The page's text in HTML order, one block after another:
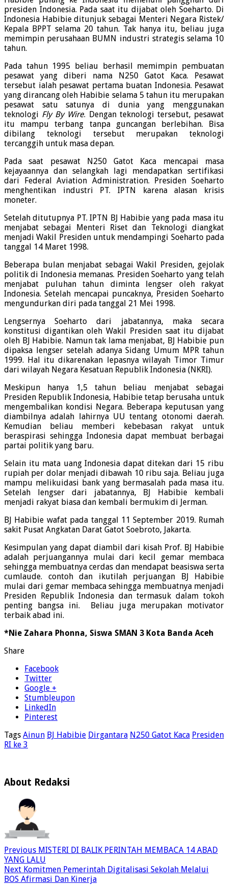
presiden Indonesia. Pada saat itu dijabat oleh Soeharto. Di
Indonesia Habibie ditunjuk sebagai Menteri Negara Ristek/
Kepala BPPT selama 20 tahun. Tak hanya itu, beliau juga
memimpin perusahaan BUMN industri strategis selama 10
tahun.
Pada tahun 1995 beliau berhasil memimpin pembuatan
pesawat yang diberi nama N250 Gatot Kaca. Pesawat
tersebut ialah pesawat pertama buatan Indonesia. Pesawat
yang dirancang oleh Habibie selama 5 tahun itu merupakan
pesawat satu satunya di dunia yang menggunakan
teknologi Fly By Wire. Dengan teknologi tersebut, pesawat
itu mampu terbang tanpa guncangan berlebihan. Bisa
dibilang teknologi tersebut merupakan teknologi
tercanggih untuk masa depan.
Pada saat pesawat N250 Gatot Kaca mencapai masa
kejayaannya dan selangkah lagi mendapatkan sertifikasi
dari Federal Aviation Administration. Presiden Soeharto
menghentikan industri PT. IPTN karena alasan krisis
moneter.
Setelah ditutupnya PT. IPTN BJ Habibie yang pada masa itu
menjabat sebagai Menteri Riset dan Teknologi diangkat
menjadi Wakil Presiden untuk mendampingi Soeharto pada
tanggal 14 Maret 1998.
Beberapa bulan menjabat sebagai Wakil Presiden, gejolak
politik di Indonesia memanas. Presiden Soeharto yang telah
menjabat puluhan tahun diminta lengser oleh rakyat
Indonesia. Setelah mencapai puncaknya, Presiden Soeharto
mengundurkan diri pada tanggal 21 Mei 1998.
Lengsernya Soeharto dari jabatannya, maka secara
konstitusi digantikan oleh Wakil Presiden saat itu dijabat
oleh BJ Habibie. Namun tak lama menjabat, BJ Habibie pun
dipaksa lengser setelah adanya Sidang Umum MPR tahun
1999. Hal itu dikarenakan lepasnya wilayah Timor Timur
dari wilayah Negara Kesatuan Republik Indonesia (NKRI).
Meskipun hanya 1,5 tahun beliau menjabat sebagai
Presiden Republik Indonesia, Habibie tetap berusaha untuk
mengembalikan kondisi Negara. Beberapa keputusan yang
diambilnya adalah lahirnya UU tentang otonomi daerah.
Kemudian beliau memberi kebebasan rakyat untuk
beraspirasi sehingga Indonesia dapat membuat berbagai
partai politik yang baru.
Selain itu mata uang Indonesia dapat ditekan dari 15 ribu
rupiah per dolar menjadi dibawah 10 ribu saja. Beliau juga
mampu melikuidasi bank yang bermasalah pada masa itu.
Setelah lengser dari jabatannya, BJ Habibie kembali
menjadi rakyat biasa dan kembali bermukim di Jerman.
BJ Habibie wafat pada tanggal 11 September 2019. Rumah
sakit Pusat Angkatan Darat Gatot Soebroto, Jakarta.
Kesimpulan yang dapat diambil dari kisah Prof. BJ Habibie
adalah perjuangannya mulai dari kecil gemar membaca
sehingga membuatnya cerdas dan mendapat beasiswa serta
cumlaude. contoh dan ikutilah perjuangan BJ Habibie
mulai dari gemar membaca sehingga membuatnya menjadi
Presiden Republik Indonesia dan termasuk dalam tokoh
penting bangsa ini. Beliau juga merupakan motivator
terbaik abad ini.
*Nie Zahara Phonna, Siswa SMAN 3 Kota Banda Aceh
Share
Facebook
Twitter
Google +
Stumbleupon
LinkedIn
Pinterest
Tags Ainun BJ Habibie Dirgantara N250 Gatot Kaca Presiden
RI ke 3
About Redaksi
Previous MISTERI DI BALIK PERINTAH MEMBACA 14 ABAD
YANG LALU
Next Komitmen Pemerintah Digitalisasi Sekolah Melalui
BOS Afirmasi Dan Kinerja